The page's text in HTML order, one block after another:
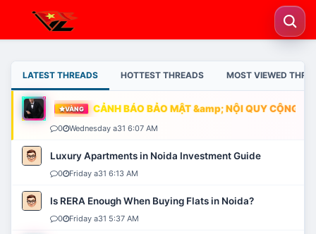
LATEST THREADS HOTTEST THREADS MOST VIEWED
VÀNG CẢNH BÁO BẢO MẬT &amp; NỘI QUY CỘNG
0 Wednesday a31 6:07 AM
Luxury Apartments in Noida Investment Guide
0 Friday a31 6:13 AM
Is RERA Enough When Buying Flats in Noida?
0 Friday a31 5:37 AM